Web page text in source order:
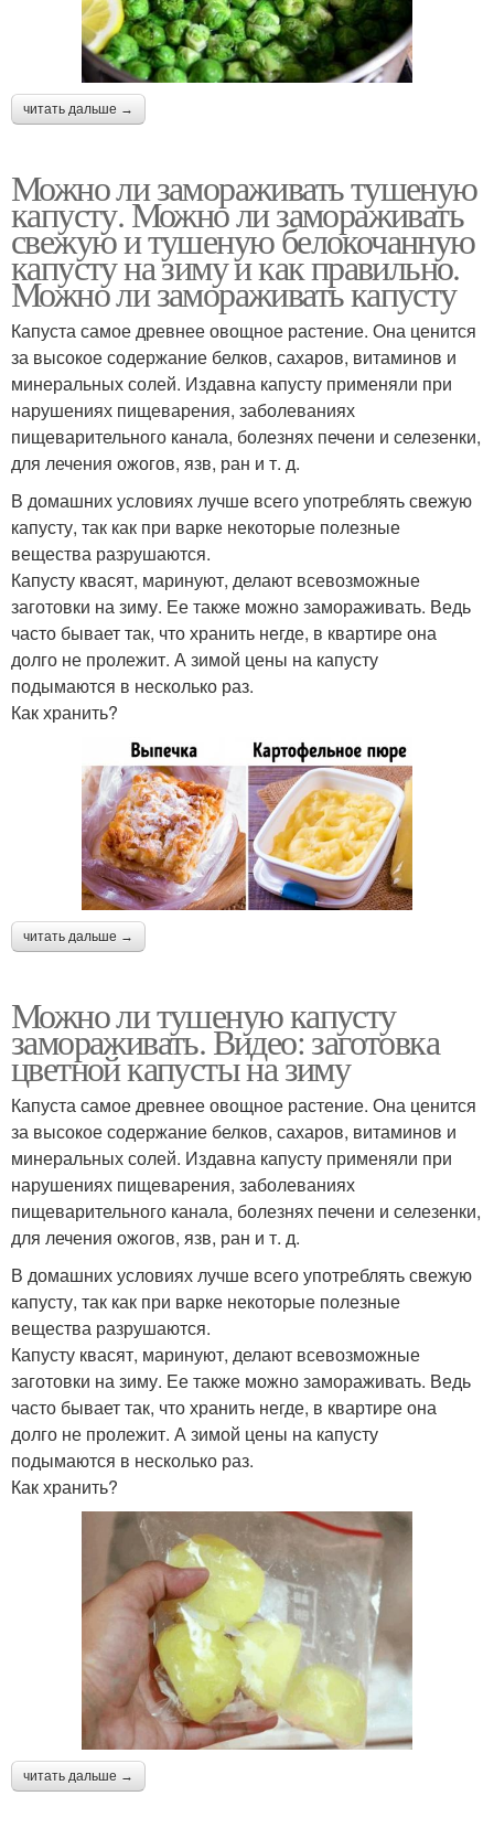
читать дальше →
Можно ли замораживать тушеную
капусту. Можно ли замораживать
свежую и тушеную белокочанную
капусту на зиму и как правильно.
Можно ли замораживать капусту
Капуста самое древнее овощное растение. Она ценится
за высокое содержание белков, сахаров, витаминов и
минеральных солей. Издавна капусту применяли при
нарушениях пищеварения, заболеваниях
пищеварительного канала, болезнях печени и селезенки,
для лечения ожогов, язв, ран и т. д.
В домашних условиях лучше всего употреблять свежую
капусту, так как при варке некоторые полезные
вещества разрушаются.
Капусту квасят, маринуют, делают всевозможные
заготовки на зиму. Ее также можно замораживать. Ведь
часто бывает так, что хранить негде, в квартире она
долго не пролежит. А зимой цены на капусту
подымаются в несколько раз.
Как хранить?
читать дальше →
Можно ли тушеную капусту
замораживать. Видео: заготовка
цветной капусты на зиму
Капуста самое древнее овощное растение. Она ценится
за высокое содержание белков, сахаров, витаминов и
минеральных солей. Издавна капусту применяли при
нарушениях пищеварения, заболеваниях
пищеварительного канала, болезнях печени и селезенки,
для лечения ожогов, язв, ран и т. д.
В домашних условиях лучше всего употреблять свежую
капусту, так как при варке некоторые полезные
вещества разрушаются.
Капусту квасят, маринуют, делают всевозможные
заготовки на зиму. Ее также можно замораживать. Ведь
часто бывает так, что хранить негде, в квартире она
долго не пролежит. А зимой цены на капусту
подымаются в несколько раз.
Как хранить?
читать дальше →